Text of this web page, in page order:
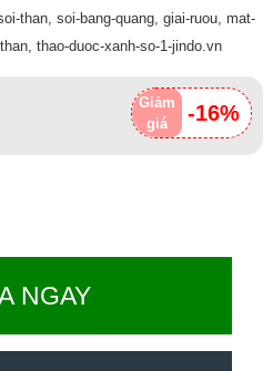
than, soi-bang-quang, giai-ruou, mat-
thao-duoc-xanh-so-1-jindo.vn
Giảm
giá
-16%
NGAY